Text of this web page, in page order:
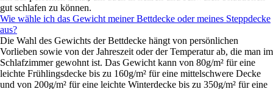
gut schlafen zu können.
Wie wähle ich das Gewicht meiner Bettdecke oder meines Steppdecke
aus?
Die Wahl des Gewichts der Bettdecke hängt von persönlichen
Vorlieben sowie von der Jahreszeit oder der Temperatur ab, die man im
Schlafzimmer gewohnt ist. Das Gewicht kann von 80g/m² für eine
leichte Frühlingsdecke bis zu 160g/m² für eine mittelschwere Decke
und von 200g/m² für eine leichte Winterdecke bis zu 350g/m² für eine